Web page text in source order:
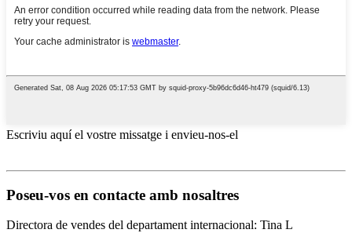
Escriviu aquí el vostre missatge i envieu-nos-el
Poseu-vos en contacte amb nosaltres
Directora de vendes del departament internacional: Tina L